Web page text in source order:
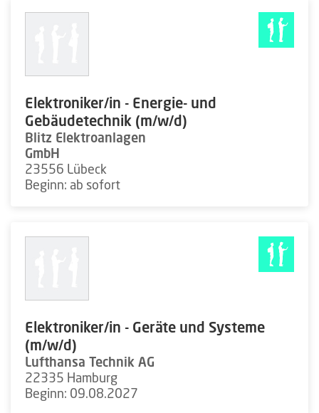
Elektroniker/in - Energie- und
Gebäudetechnik (m/w/d)
Blitz Elektroanlagen
GmbH
23556 Lübeck
Beginn: ab sofort
Elektroniker/in - Geräte und Systeme
(m/w/d)
Lufthansa Technik AG
22335 Hamburg
Beginn: 09.08.2027